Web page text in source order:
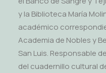
y la Biblioteca María
académico
Academia de Nobles y
San Luis. Responsable
del cuadernillo cultural